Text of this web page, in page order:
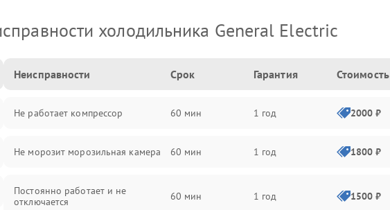
холодильника General Electric
Неисправности Срок Гарантия Стоимость
Не работает компрессор 60 мин 1 год 2000 ₽
Не морозит морозильная камера 60 мин 1 год 1800 ₽
Постоянно работает и не
отключается
60 мин 1 год 1500 ₽